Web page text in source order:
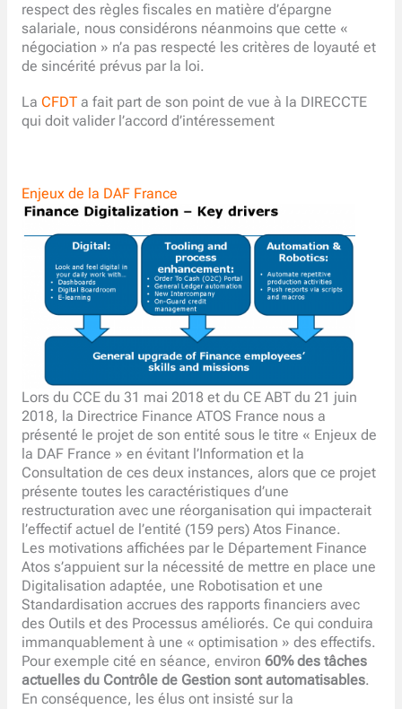
respect des règles fiscales en matière d’épargne
salariale, nous considérons néanmoins que cette «
négociation » n’a pas respecté les critères de loyauté et
de sincérité prévus par la loi.
La CFDTa fait part de son point de vue à la DIRECCTE
qui doit valider l’accord d’intéressement
Enjeux de la DAF France
Lors du CCE du 31 mai 2018 et du CE ABT du 21 juin
2018, la Directrice Finance ATOS France nous a
présenté le projet de son entité sous le titre « Enjeux de
la DAF France » en évitant l’Information et la
Consultation de ces deux instances, alors que ce projet
présente toutes les caractéristiques d’une
restructuration avec une réorganisation qui impacterait
l’effectif actuel de l’entité (159 pers) Atos Finance.
Les motivations affichées par le Département Finance
Atos s’appuient sur la nécessité de mettre en place une
Digitalisation adaptée, une Robotisation et une
Standardisation accrues des rapports financiers avec
des Outils et des Processus améliorés. Ce qui conduira
immanquablement à une « optimisation » des effectifs.
Pour exemple cité en séance, environ 60% des tâches
actuelles du Contrôle de Gestion sont automatisables.
En conséquence, les élus ont insisté sur la